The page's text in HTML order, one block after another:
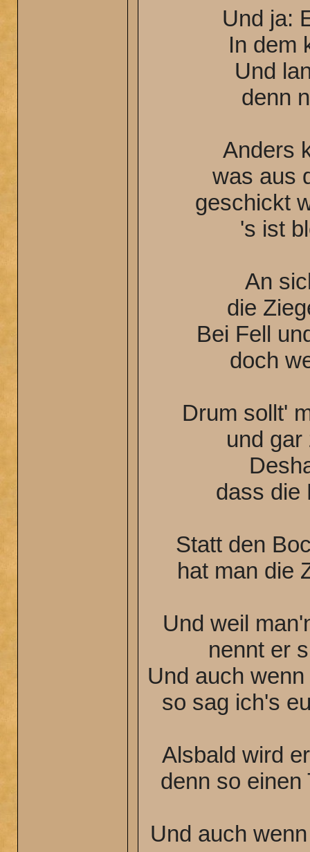
Und ja:
In dem
Und
denn
Anders
was aus
geschickt
's ist
An
die
Bei Fell
doch
Drum sollt'
und
dass die
Statt den
hat man die
Und weil
nennt er
Und auch
so sag ich's
Alsbald wird
denn so einen
Und auch